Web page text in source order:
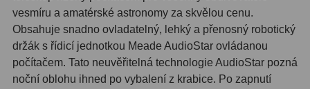
Barlow čočky65
Barlow 2x38
Barlow 3x12
vesmíru a amatérské astronomy za skvělou cenu.
Obsahuje snadno ovladatelný, lehký a přenosný robotický
držák s řídicí jednotkou Meade AudioStar ovládanou
počítačem. Tato neuvěřitelná technologie AudioStar pozná
noční oblohu ihned po vybalení z krabice. Po zapnutí